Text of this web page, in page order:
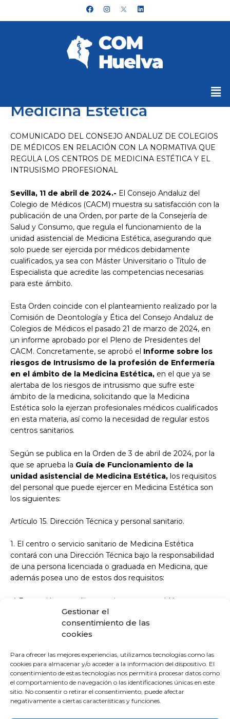
Gestionar el
consentimiento de las
cookies
Para ofrecer las mejores experiencias, utilizamos tecnologías como las
cookies para almacenar y/o acceder a la información del dispositivo. El
consentimiento de estas tecnologías nos permitirá procesar datos como
el comportamiento de navegación o las identificaciones únicas en este
sitio. No consentir o retirar el consentimiento, puede afectar
negativamente a ciertas características y funciones.
F
a
c
o
o
k
I
n
s
a
g
r
a
m
L
i
n
e
i
n
Medicina Estética
COMUNICADO DEL CONSEJO ANDALUZ DE COLEGIOS
DE MÉDICOS EN RELACIÓN CON LA NORMATIVA QUE
REGULA LOS CENTROS DE MEDICINA ESTÉTICA Y EL
INTRUSISMO PROFESIONAL
Sevilla, 11 de abril de 2024.- El Consejo Andaluz del
Colegio de Médicos (CACM) muestra su satisfacción con la
publicación de una Orden, por parte de la Consejería de
Salud y Consumo, que regula el funcionamiento de la
unidad asistencial de Medicina Estética, asegurando que
solo puede ser ejercida por médicos debidamente
cualificados, ya sea con Máster Universitario o Título de
Especialista que acredite las competencias necesarias
para este ámbito.
Esta Orden coincide con el planteamiento realizado por la
Comisión de Deontología y Ética del Consejo Andaluz de
Colegios de Médicos el pasado 21 de marzo de 2024, en
un informe aprobado por el Pleno de Presidentes del
CACM. Concretamente, se aprobó el Informe sobre los
riesgos de Intrusismo de la profesión de Enfermería
en el ámbito de la Medicina Estética, en el que ya se
alertaba de los riesgos de intrusismo que sufre este
ámbito de la medicina, solicitando que la Medicina
Estética solo la ejerzan profesionales médicos cualificados
en esta materia, así como la necesidad de regular estos
centros sanitarios.
Según se publica en la Orden de 3 de abril de 2024, por la
que se aprueba la Guía de Funcionamiento de la
unidad asistencial de Medicina Estética, los requisitos
del personal que puede ejercer en Medicina Estética son
los siguientes:
Artículo 15. Dirección Técnica y personal sanitario.
1. El centro o servicio sanitario de Medicina Estética
contará con una Dirección Técnica bajo la responsabilidad
de una persona licenciada o graduada en Medicina, que
además posea uno de estos dos requisitos:
a) Formación específica consistente en un Máster
universitario con prácticas presenciales acreditadas en
Medicina Estética y/o en implantología capilar, si el centro
o servicio oferta esta técnica en su cartera de servicios o la
b) Título de Especialista cuyo programa formativo acredite
las competencias con finalidad estética coincidentes con
las ofertadas en la cartera de servicios del centro o
servicio.